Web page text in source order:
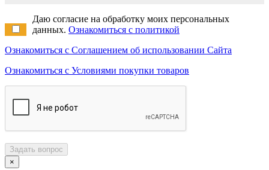
Даю согласие на обработку моих персональных
данных. Ознакомиться с политикой
Ознакомиться с Соглашением об использовании Сайта
Ознакомиться с Условиями покупки товаров
Задать вопрос
×